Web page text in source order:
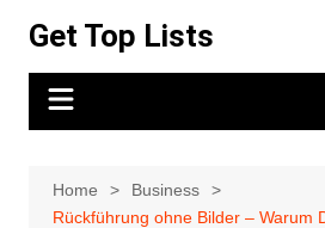
content
Get Top Lists
Home
Business
Rückführung ohne Bilder – Warum